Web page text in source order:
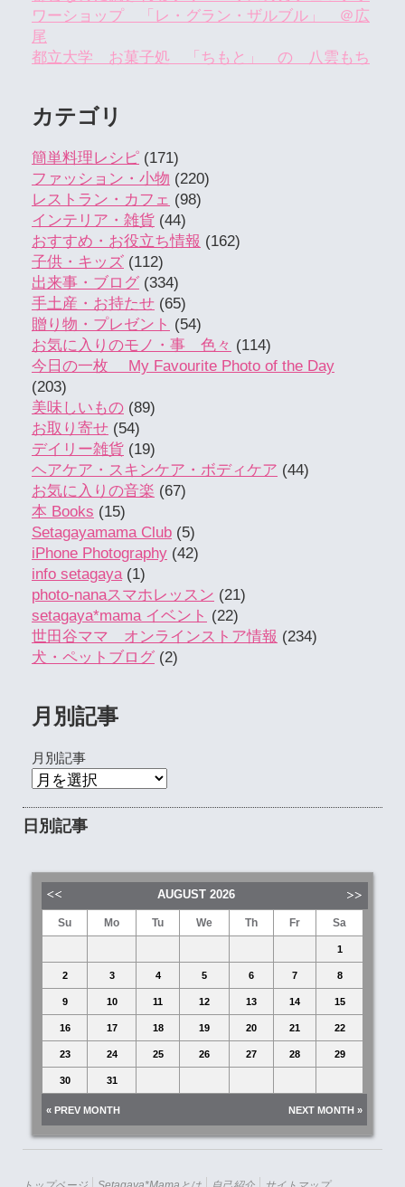
ワーショップ 「レ・グラン・ザルブル」 ＠広
尾
都立大学 お菓子処 「ちもと」 の 八雲もち
カテゴリ
簡単料理レシピ (171)
ファッション・小物 (220)
レストラン・カフェ (98)
インテリア・雑貨 (44)
おすすめ・お役立ち情報 (162)
子供・キッズ (112)
出来事・ブログ (334)
手土産・お持たせ (65)
贈り物・プレゼント (54)
お気に入りのモノ・事 色々 (114)
今日の一枚 My Favourite Photo of the Day
(203)
美味しいもの (89)
お取り寄せ (54)
デイリー雑貨 (19)
ヘアケア・スキンケア・ボディケア (44)
お気に入りの音楽 (67)
本 Books (15)
Setagayamama Club (5)
iPhone Photography (42)
info setagaya(1)
photo-nanaスマホレッスン (21)
setagaya*mama イベント (22)
世田谷ママ オンラインストア情報 (234)
犬・ペットブログ (2)
月別記事
月別記事
日別記事
AUGUST 2026
Su Mo Tu We Th Fr Sa
1
2 3 4 5 6 7 8
9 10 11 12 13 14 15
16 17 18 19 20 21 22
23 24 25 26 27 28 29
30 31
« PREV MONTH NEXT MONTH »